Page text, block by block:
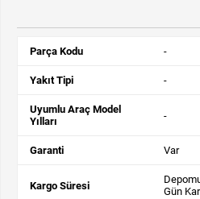
Parça Kodu -
Yakıt Tipi -
Uyumlu Araç Model
Yılları
-
Garanti Var
Kargo Süresi
Gün